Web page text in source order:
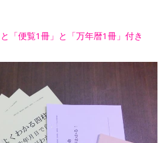
「便覧1冊」と「万年暦1冊」付き